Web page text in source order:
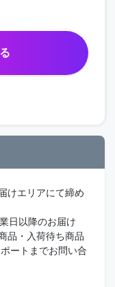
けエリアにて締め
日以降のお届け
品・入荷待ち商品
ートまでお問い合